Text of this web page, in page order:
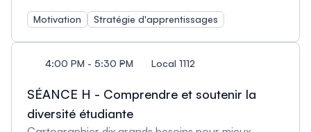
(Marie-Pier Bourret-Lafleur, professeure,
département des lettres, Collège Maisonneuve,
Canada et Eang-Nay Theam, professeure,
département de lettres, Collège Maisonneuve,
to Scholarly Life): créer en sentiment
d’appartenance au programme d’étude (Vincent
Corbo, Ph.D. Professeur Associé, Université du Sud
Motivation Stratégie d'apprentissages
4:00 PM - 5:30 PM Local 1112
SÉANCE H - Comprendre et soutenir la
diversité étudiante